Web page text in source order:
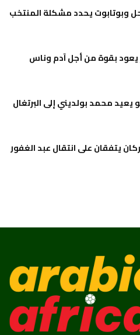
وبوتابوت يحدد مشكلة المنتخب
يعود بقوة من أجل آدم وناس
يعيد محمد بولديني إلى البرتغال
يتفقان على انتقال عبد الغفور